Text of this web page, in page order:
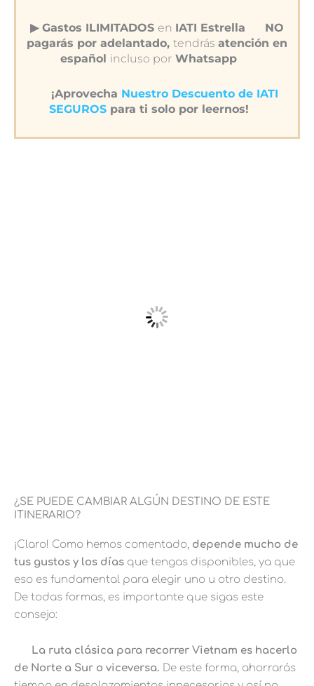
▶︎ Gastos ILIMITADOS en IATI Estrella
NO
pagarás por adelantado, tendrás atención en
español incluso por Whatsapp
¡Aprovecha Nuestro Descuento de IATI
SEGUROSpara ti solo por leernos!
¿SE PUEDE CAMBIAR ALGÚN DESTINO DE ESTE
ITINERARIO?
¡Claro! Como hemos comentado, depende mucho de
tus gustos y los días que tengas disponibles, ya que
eso es fundamental para elegir uno u otro destino.
De todas formas, es importante que sigas este
consejo:
La ruta clásica para recorrer Vietnam es hacerlo
de Norte a Sur o viceversa. De este forma, ahorrarás